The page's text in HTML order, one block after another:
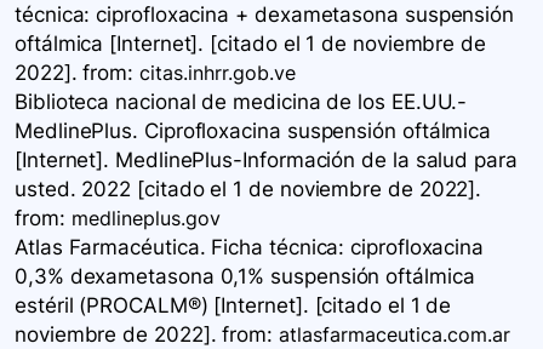
técnica: ciprofloxacina + dexametasona suspensión
oftálmica [Internet]. [citado el 1 de noviembre de
2022]. from: citas.inhrr.gob.ve
Biblioteca nacional de medicina de los EE.UU.-
MedlinePlus. Ciprofloxacina suspensión oftálmica
[Internet]. MedlinePlus-Información de la salud para
usted. 2022 [citado el 1 de noviembre de 2022].
from: medlineplus.gov
Atlas Farmacéutica. Ficha técnica: ciprofloxacina
0,3% dexametasona 0,1% suspensión oftálmica
estéril (PROCALM®) [Internet]. [citado el 1 de
noviembre de 2022]. from: atlasfarmaceutica.com.ar